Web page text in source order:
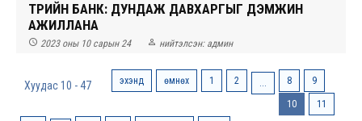
ТӨРИЙН БАНК: ДУНДАЖ ДАВХАРГЫГ ДЭМЖИН
АЖИЛЛАНА
 2023 оны 10 сарын 24  нийтэлсэн: админ
Хуудас 10 - 47 эхэнд өмнөх 1 2 ... 8 9
10 11